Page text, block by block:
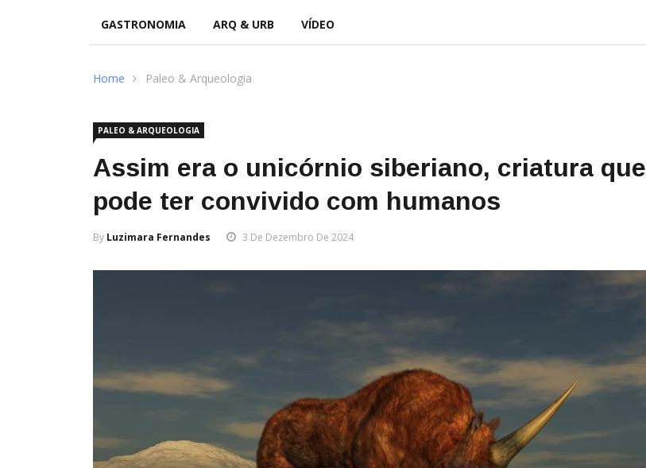
GASTRONOMIA ARQ & URB VÍDEO
Home Paleo & Arqueologia
PALEO & ARQUEOLOGIA
Assim era o unicórnio siberiano, criatura que
pode ter convivido com humanos
By Luzimara Fernandes 3 De Dezembro De 2024